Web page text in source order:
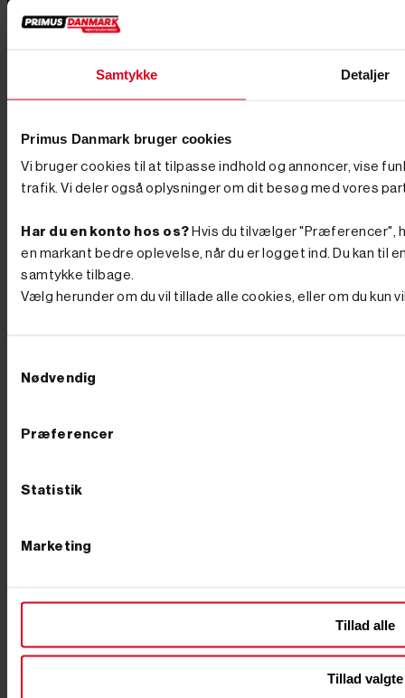
Samtykke Detaljer
Primus Danmark bruger cookies
Vi bruger cookies til at tilpasse indhold og annoncer, vise
trafik. Vi deler også oplysninger om dit besøg med vores
Har du en konto hos os? Hvis du tilvælger "Præferencer",
en markant bedre oplevelse, når du er logget ind. Du kan
samtykke tilbage.
Vælg herunder om du vil tillade alle cookies, eller om du kun
Nødvendig
Præferencer
Statistik
Marketing
Tillad alle
Tillad valgte
motoren klare boringerne. Dette sparer dig både tid og
projekter, og du kan fx se vores populære
effektiv og pålidelig løsning til dit store projekt.
kapacitet, er det vigtigt at overveje, hvor store og dybe
fra 50 mm til 300 mm i diameter, afhængigt af
projektet. Til mindre stolper eller hegnspæle kan du
at til store bor, som f.eks. 250 mm og 300 mm,
anbefaler vi en 2-mandsbetjent model. Fordele ved at
bruge et pælebor Der er mange fordele ved at investere
i et pælebor, hvis du skal i gang med et projekt, der
kræver at få gravet præcise huller ud. Her er nogle af
opsætning af hegn, stolper, træer eller skilte. Pælebor
Pas på din krop: Pælebor kan bruges i forskellige
benzindrevne modeller, reducerer fysisk belastning og
jorden omkring hullet, hvilket sikrer et ryddeligt
pælebor, er det vigtigt at overveje både pris og kvalitet.
Hos PrimusDanmark tilbyder vi kvalitetsprodukter til
søger en mere økonomisk løsning, og til dig der søger
premium produkter, så du kan finde det pælebor, der